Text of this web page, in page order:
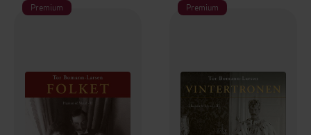
Premium Premium